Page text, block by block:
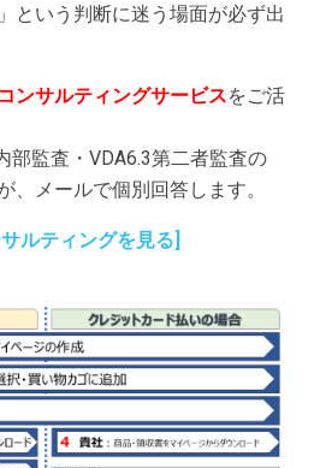
という判断に迷う場面が必ず出
ンサルティングサービスをご活
部監査・VDA6.3第二者監査の
、メールで個別回答します。
ルティングを見る]